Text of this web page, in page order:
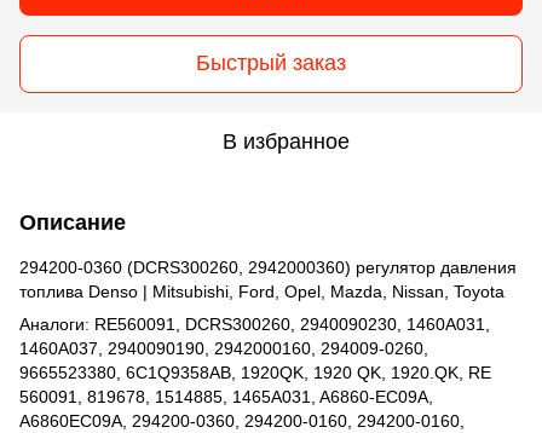
Быстрый заказ
В избранное
Описание
294200-0360 (DCRS300260, 2942000360) регулятор давления
топлива Denso | Mitsubishi, Ford, Opel, Mazda, Nissan, Toyota
Аналоги: RE560091, DCRS300260, 2940090230, 1460A031,
1460A037, 2940090190, 2942000160, 294009-0260,
9665523380, 6C1Q9358AB, 1920QK, 1920 QK, 1920.QK, RE
560091, 819678, 1514885, 1465A031, A6860-EC09A,
A6860EC09A, 294200-0360, 294200-0160, 294200-0160,